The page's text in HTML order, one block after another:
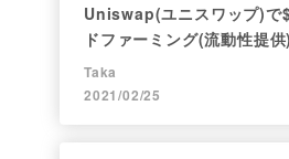
Uniswap(ユニスワップ)で
ドファーミング(流動性提
Taka
2021/02/25